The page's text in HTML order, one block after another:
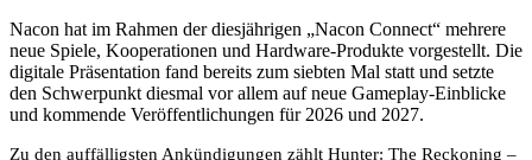
Nacon hat im Rahmen der diesjährigen „Nacon Connect“ mehrere
neue Spiele, Kooperationen und Hardware-Produkte vorgestellt. Die
digitale Präsentation fand bereits zum siebten Mal statt und setzte
den Schwerpunkt diesmal vor allem auf neue Gameplay-Einblicke
und kommende Veröffentlichungen für 2026 und 2027.
Zu den auffälligsten Ankündigungen zählt Hunter: The Reckoning –